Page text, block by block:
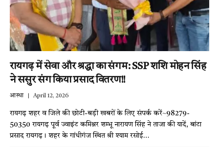
रायगढ़ में सेवा और श्रद्धा का संगम: SSP शशि मोहन सिंह
ने ससुर संग किया प्रसाद वितरण!!
आस्था April 12, 2026
रायगढ़ शहर व जिले की छोटी-बड़ी खबरों के लिए संपर्क करें~98279-
50350 रायगढ़ पूर्व ज्वाइंट कमिश्नर शम्भू नारायण सिंह ने ताजा की यादें, बांटा
प्रसाद रायगढ़। शहर के गांधीगंज स्थित श्री श्याम रसोई…